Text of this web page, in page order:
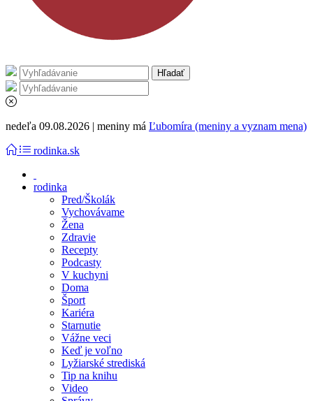
nedeľa 09.08.2026 | meniny má Ľubomíra (meniny a vyznam mena)
rodinka.sk
rodinka
Pred/Školák
Vychovávame
Žena
Zdravie
Recepty
Podcasty
V kuchyni
Doma
Šport
Kariéra
Starnutie
Vážne veci
Keď je voľno
Lyžiarské strediská
Tip na knihu
Video